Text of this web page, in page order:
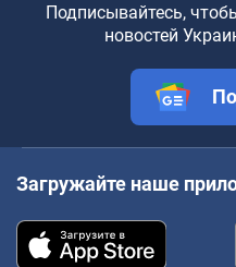
Подписывайтесь,
новостей
Загружайте наше